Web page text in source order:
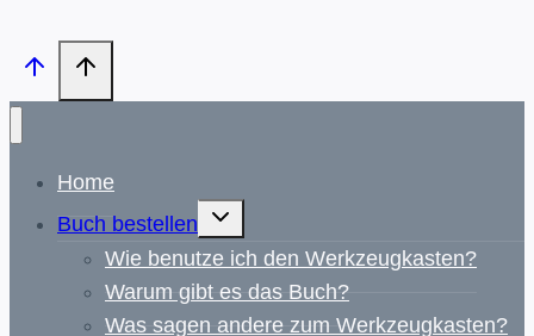
Home
Buch bestellen
Untermenü
Wie benutze ich den Werkzeugkasten?
Warum gibt es das Buch?
Was sagen andere zum Werkzeugkasten?